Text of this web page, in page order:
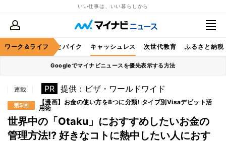
いい仕事は、いい暮らしから
ワーク＆ライフ
レジャー 車とバイク キャッシュレス 次世代教育 ふるさと納税
Googleでマイナビニュースを優先表示する方法
連載 PR 提供：ビザ・ワールドワイド
第5回
【漫画】お金の使い方を8つに分類! タイプ別Visaデビット活
用術
世界中の「Otaku」におすすめしたいお金の
管理方法!? 好きなコトに熱中したい人におす